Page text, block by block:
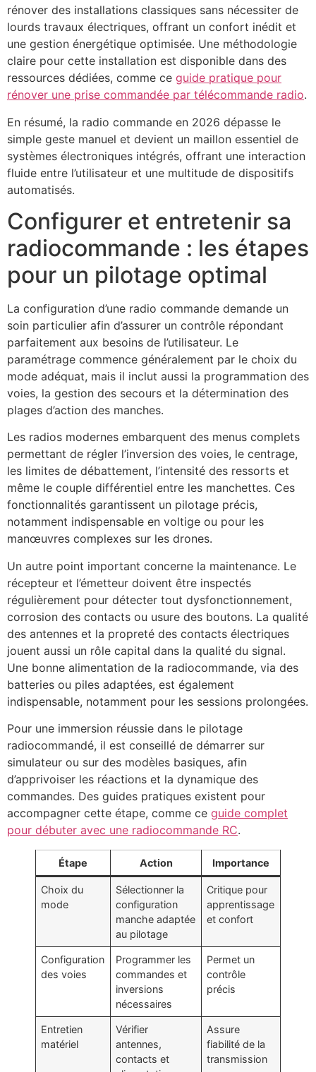
rénover des installations classiques sans nécessiter de
lourds travaux électriques, offrant un confort inédit et
une gestion énergétique optimisée. Une méthodologie
claire pour cette installation est disponible dans des
ressources dédiées, comme ce guide pratique pour
rénover une prise commandée par télécommande radio.
En résumé, la radio commande en 2026 dépasse le
simple geste manuel et devient un maillon essentiel de
systèmes électroniques intégrés, offrant une interaction
fluide entre l’utilisateur et une multitude de dispositifs
automatisés.
Configurer et entretenir sa
radiocommande : les étapes
pour un pilotage optimal
La configuration d’une radio commande demande un
soin particulier afin d’assurer un contrôle répondant
parfaitement aux besoins de l’utilisateur. Le
paramétrage commence généralement par le choix du
mode adéquat, mais il inclut aussi la programmation des
voies, la gestion des secours et la détermination des
plages d’action des manches.
Les radios modernes embarquent des menus complets
permettant de régler l’inversion des voies, le centrage,
les limites de débattement, l’intensité des ressorts et
même le couple différentiel entre les manchettes. Ces
fonctionnalités garantissent un pilotage précis,
notamment indispensable en voltige ou pour les
manœuvres complexes sur les drones.
Un autre point important concerne la maintenance. Le
récepteur et l’émetteur doivent être inspectés
régulièrement pour détecter tout dysfonctionnement,
corrosion des contacts ou usure des boutons. La qualité
des antennes et la propreté des contacts électriques
jouent aussi un rôle capital dans la qualité du signal.
Une bonne alimentation de la radiocommande, via des
batteries ou piles adaptées, est également
indispensable, notamment pour les sessions prolongées.
Pour une immersion réussie dans le pilotage
radiocommandé, il est conseillé de démarrer sur
simulateur ou sur des modèles basiques, afin
d’apprivoiser les réactions et la dynamique des
commandes. Des guides pratiques existent pour
accompagner cette étape, comme ce guide complet
pour débuter avec une radiocommande RC.
Étape Action Importance
Choix du
mode
Sélectionner la
configuration
manche adaptée
au pilotage
Critique pour
apprentissage
et confort
Configuration
des voies
Programmer les
commandes et
inversions
nécessaires
Permet un
contrôle
précis
Entretien
matériel
Vérifier
antennes,
contacts et
Assure
fiabilité de la
transmission